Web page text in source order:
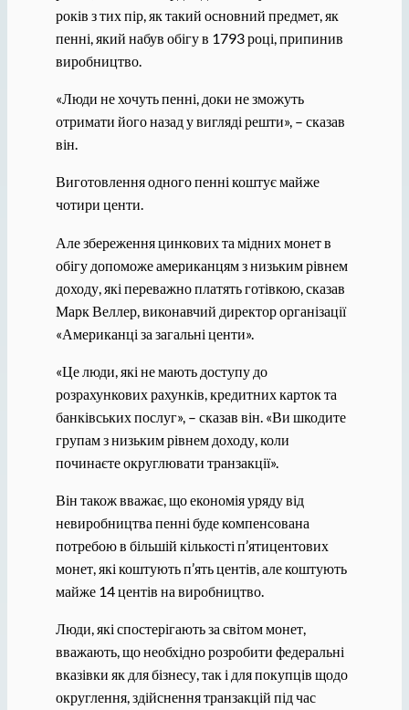
років з тих пір, як такий основний предмет, як
пенні, який набув обігу в 1793 році, припинив
виробництво.
«Люди не хочуть пенні, доки не зможуть
отримати його назад у вигляді решти», – сказав
він.
Виготовлення одного пенні коштує майже
чотири центи.
Але збереження цинкових та мідних монет в
обігу допоможе американцям з низьким рівнем
доходу, які переважно платять готівкою, сказав
Марк Веллер, виконавчий директор організації
«Американці за загальні центи».
«Це люди, які не мають доступу до
розрахункових рахунків, кредитних карток та
банківських послуг», – сказав він. «Ви шкодите
групам з низьким рівнем доходу, коли
починаєте округлювати транзакції».
Він також вважає, що економія уряду від
невиробництва пенні буде компенсована
потребою в більшій кількості п’ятицентових
монет, які коштують п’ять центів, але коштують
майже 14 центів на виробництво.
Люди, які спостерігають за світом монет,
вважають, що необхідно розробити федеральні
вказівки як для бізнесу, так і для покупців щодо
округлення, здійснення транзакцій під час